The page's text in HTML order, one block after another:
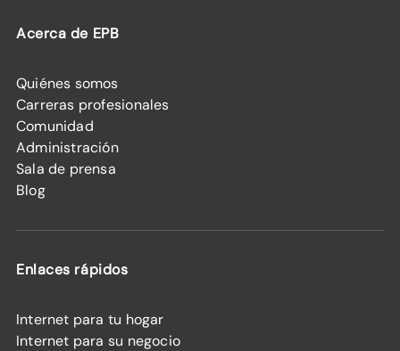
Acerca de EPB
Quiénes somos
Carreras profesionales
Comunidad
Administración
Sala de prensa
Blog
Enlaces rápidos
Internet para tu hogar
Internet para su negocio